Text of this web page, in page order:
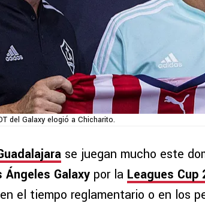
del Galaxy elogió a Chicharito.
se juegan mucho este
Ángeles Galaxy por la Leagues Cup
el tiempo reglamentario o en los